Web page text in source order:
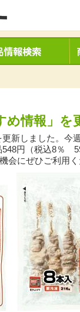
め情報」を
新しました。今
円（税込8％
にぜひご利用く